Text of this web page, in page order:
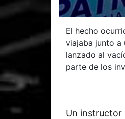
El hecho
viajaba junto a
lanzado al
parte de los
Un instructor